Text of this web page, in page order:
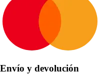
Envío y devolución